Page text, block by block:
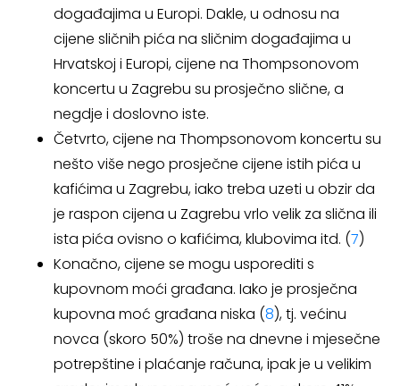
događajima u Europi. Dakle, u odnosu na
cijene sličnih pića na sličnim događajima u
Hrvatskoj i Europi, cijene na Thompsonovom
koncertu u Zagrebu su prosječno slične, a
negdje i doslovno iste.
Četvrto, cijene na Thompsonovom koncertu su
nešto više nego prosječne cijene istih pića u
kafićima u Zagrebu, iako treba uzeti u obzir da
je raspon cijena u Zagrebu vrlo velik za slična ili
ista pića ovisno o kafićima, klubovima itd. (7)
Konačno, cijene se mogu usporediti s
kupovnom moći građana. Iako je prosječna
kupovna moć građana niska (8), tj. većinu
novca (skoro 50%) troše na dnevne i mjesečne
potrepštine i plaćanje računa, ipak je u velikim